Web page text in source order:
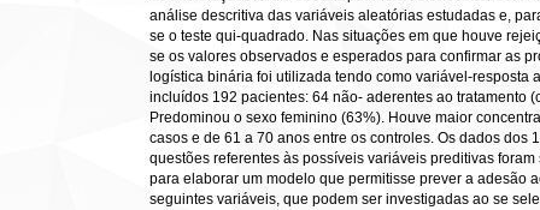
análise descritiva das variáveis aleatórias estudadas e,
se o teste qui-quadrado. Nas situações em que houve
se os valores observados e esperados para confirmar as
logística binária foi utilizada tendo como variável-resposta
incluídos 192 pacientes: 64 não- aderentes ao tratamento
Predominou o sexo feminino (63%). Houve maior
casos e de 61 a 70 anos entre os controles. Os dados dos
questões referentes às possíveis variáveis preditivas
para elaborar um modelo que permitisse prever a adesão
seguintes variáveis, que podem ser investigadas ao se